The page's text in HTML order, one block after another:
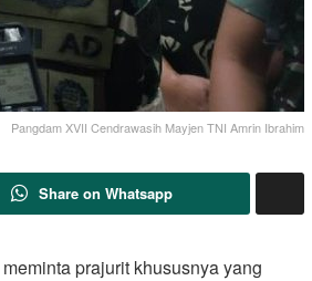
Pangdam XVII Cendrawasih Mayjen TNI Amrin Ibrahim
Share on Whatsapp
prajurit khususnya yang